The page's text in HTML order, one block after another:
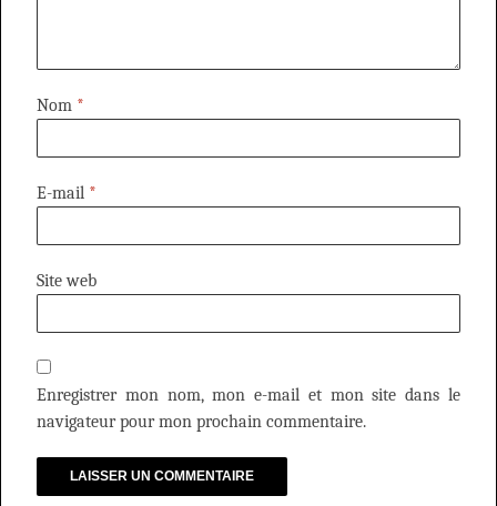
Nom *
E-mail *
Site web
Enregistrer mon nom, mon e-mail et mon site dans le
navigateur pour mon prochain commentaire.